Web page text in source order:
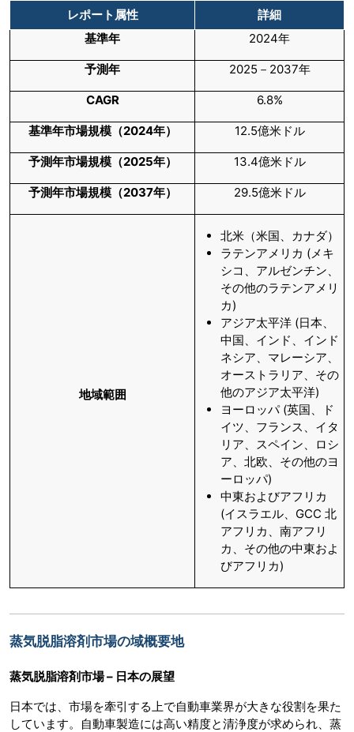
レポート属性
詳細
基準年
2024年
予測年 2025－2037年
CAGR 6.8%
基準年市場規模（2024年） 12.5億米ドル
予測年市場規模（2025年） 13.4億米ドル
予測年市場規模（2037年） 29.5億米ドル
地域範囲
北米（米国、カナダ）
ラテンアメリカ (メキ
シコ、アルゼンチン、
その他のラテンアメリ
カ)
アジア太平洋 (日本、
中国、インド、インド
ネシア、マレーシア、
オーストラリア、その
他のアジア太平洋)
ヨーロッパ (英国、ド
イツ、フランス、イタ
リア、スペイン、ロシ
ア、北欧、その他のヨ
ーロッパ)
中東およびアフリカ
(イスラエル、GCC 北
アフリカ、南アフリ
カ、その他の中東およ
びアフリカ)
蒸気脱脂溶剤市場の域概要地
蒸気脱脂溶剤市場 – 日本の展望
日本では、市場を牽引する上で自動車業界が大きな役割を果た
しています。自動車製造には高い精度と清浄度が求められ、蒸